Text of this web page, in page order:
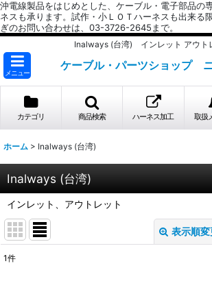
沖電線製品をはじめとした、ケーブル・電子部品の
ネスも承ります。試作・小ＬＯＴハーネスも出来る
ぎのお問い合わせは、03-3726-2645まで。
Inalways (台湾) インレット アウト
メニュー
ケーブル・パーツショップ
カテゴリ 商品検索 ハーネス加工 取扱
ホーム > Inalways (台湾)
Inalways (台湾)
インレット、アウトレット
表示順変
1件